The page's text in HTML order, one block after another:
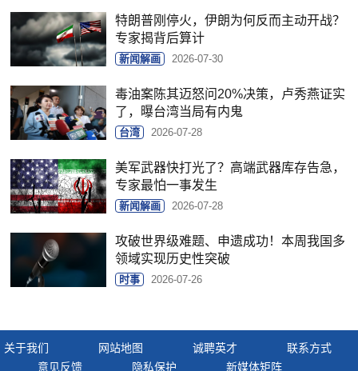
特朗普刚停火，伊朗为何反而主动开战？
专家揭背后算计
新闻解画 2026-07-30
毒油案陈其迈怒问20%决策，卢秀燕证实
了，曝台湾当局有内鬼
台湾 2026-07-28
美军武器快打光了？高端武器库存告急，
专家最怕一事发生
新闻解画 2026-07-28
攻破世界级难题、申遗成功！本周我国多
领域实现历史性突破
时事 2026-07-26
关于我们 网站地图 诚聘英才
联系方式
意见反馈
隐私保护 新媒体矩阵